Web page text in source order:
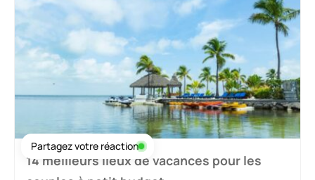
14 meilleurs lieux de vacances pour les
Partagez votre réaction